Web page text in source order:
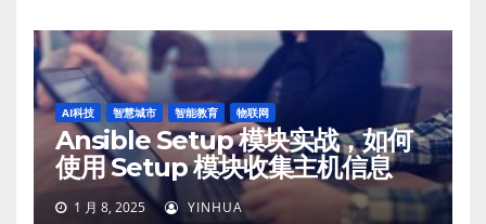
AI科技 智慧城市 智能教育 物联网
Ansible Setup 模块实战，如何
使用 Setup 模块收集主机信息
1 月 8, 2025 YINHUA